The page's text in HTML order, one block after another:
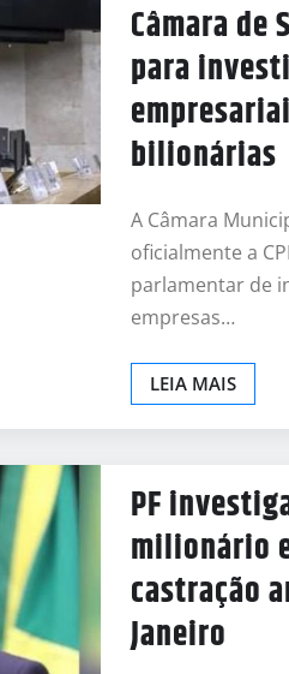
Câmara de
para
bilionárias
A Câmara
oficialmente a
parlamentar de
empresas…
LEIA MAIS
PF
milionário
castração
Janeiro